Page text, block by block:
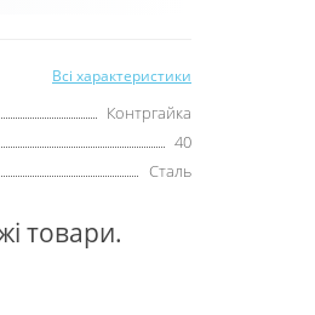
Всі характеристики
Контргайка
40
Сталь
товари.